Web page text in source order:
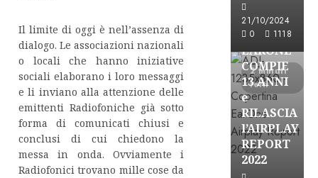
Il limite di oggi è nell’assenza di
dialogo. Le associazioni nazionali
o locali che hanno iniziative
sociali elaborano i loro messaggi
e li inviano alla attenzione delle
emittenti Radiofoniche già sotto
forma di comunicati chiusi e
conclusi di cui chiedono la
messa in onda. Ovviamente i
Radiofonici trovano mille cose da
21/10/2024
0
1118
2 minuti
letti
Partnership
EARONE
COMPIE
13 ANNI
e
RILASCIA
l’AIRPLAY
REPORT
2022